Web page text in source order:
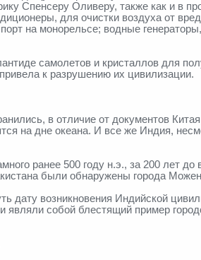
Спенсеру Оливеру, также как и в
для очистки воздуха от
на монорельсе; водные
самолетов и кристаллов для
к разрушению их цивилизации.
в отличие от документов
на дне океана. И все же Индия,
ранее 500 году н.э., за 200 лет
были обнаружены города
дату возникновения Индийской
являли собой блестящий пример